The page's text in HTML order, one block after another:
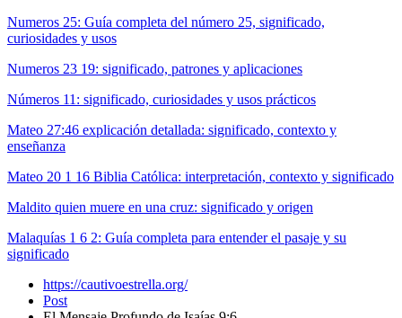
Numeros 25: Guía completa del número 25, significado,
curiosidades y usos
Numeros 23 19: significado, patrones y aplicaciones
Números 11: significado, curiosidades y usos prácticos
Mateo 27:46 explicación detallada: significado, contexto y
enseñanza
Mateo 20 1 16 Biblia Católica: interpretación, contexto y significado
Maldito quien muere en una cruz: significado y origen
Malaquías 1 6 2: Guía completa para entender el pasaje y su
significado
https://cautivoestrella.org/
Post